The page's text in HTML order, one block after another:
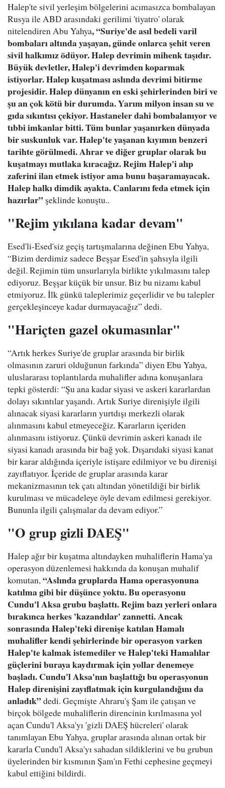
Halep'te sivil yerleşim bölgelerini acımasızca bombalayan
Rusya ile ABD arasındaki gerilimi 'tiyatro' olarak
nitelendiren Abu Yahya, “Suriye'de asıl bedeli varil
bombaları altında yaşayan, günde onlarca şehit veren
sivil halkımız ödüyor. Halep devrimin mihenk taşıdır.
Büyük devletler, Halep'i devrimden koparmak
istiyorlar. Halep kuşatması aslında devrimi bitirme
projesidir. Halep dünyanın en eski şehirlerinden biri ve
şu an çok kötü bir durumda. Yarım milyon insan su ve
gıda sıkıntısı çekiyor. Hastaneler dahi bombalanıyor ve
tıbbi imkanlar bitti. Tüm bunlar yaşanırken dünyada
bir suskunluk var. Halep'te yaşanan kıyımın benzeri
tarihte görülmedi. Ahrar ve diğer gruplar olarak bu
kuşatmayı mutlaka kıracağız. Rejim Halep'i alıp
zaferini ilan etmek istiyor ama bunu başaramayacak.
Halep halkı dimdik ayakta. Canlarını feda etmek için
hazırlar” şeklinde konuştu..
"Rejim yıkılana kadar devam"
Esed'li-Esed'siz geçiş tartışmalarına değinen Ebu Yahya,
“Bizim derdimiz sadece Beşşar Esed'in şahsıyla ilgili
değil. Rejimin tüm unsurlarıyla birlikte yıkılmasını talep
ediyoruz. Beşşar küçük bir unsur. Biz bu nizamı kabul
etmiyoruz. İlk günkü taleplerimiz geçerlidir ve bu talepler
gerçekleşinceye kadar durmayacağız” dedi.
"Hariçten gazel okumasınlar"
“Artık herkes Suriye'de gruplar arasında bir birlik
olmasının zaruri olduğunun farkında” diyen Ebu Yahya,
uluslararası toplantılarda muhalifler adına konuşanlara
tepki gösterdi: “Şu ana kadar siyasi ve askeri kararlardan
dolayı sıkıntılar yaşandı. Artık Suriye direnişiyle ilgili
alınacak siyasi kararların yurtdışı merkezli olarak
alınmasını kabul etmeyeceğiz. Kararların içeriden
alınmasını istiyoruz. Çünkü devrimin askeri kanadı ile
siyasi kanadı arasında bir bağ yok. Dışarıdaki siyasi kanat
bir karar aldığında içeriyle istişare edilmiyor ve bu direnişi
zayıflatıyor. İçeride de gruplar arasında karar
mekanizmasının tek çatı altından yönetildiği bir birlik
kurulması ve mücadeleye öyle devam edilmesi gerekiyor.
Bununla ilgili çalışmalar da devam ediyor.”
"O grup gizli DAEŞ"
Halep ağır bir kuşatma altındayken muhaliflerin Hama'ya
operasyon düzenlemesi hakkında da konuşan muhalif
komutan,“Aslında gruplarda Hama operasyonuna
katılma gibi bir düşünce yoktu. Bu operasyonu
Cundu'l Aksa grubu başlattı. Rejim bazı yerleri onlara
bırakınca herkes 'kazandılar' zannetti. Ancak
sonrasında Halep'teki direnişe katılan Hamalı
muhalifler kendi şehirlerinde bir operasyon varken
Halep'te kalmak istemediler ve Halep'teki Hamalılar
güçlerini buraya kaydırmak için yollar denemeye
başladı. Cundu'l Aksa'nın başlattığı bu operasyonun
Halep direnişini zayıflatmak için kurgulandığını da
anladık”dedi. Geçmişte Ahraru'ş Şam ile çatışan ve
birçok bölgede muhaliflerin direncinin kırılmasına yol
açan Cundu'l Aksa'yı 'gizli DAEŞ hücreleri' olarak
tanımlayan Ebu Yahya, gruplar arasında alınan ortak bir
kararla Cundu'l Aksa'yı sahadan sildiklerini ve bu grubun
üyelerinden bir kısmının Şam'ın Fethi cephesine geçmeyi
kabul ettiğini bildirdi.